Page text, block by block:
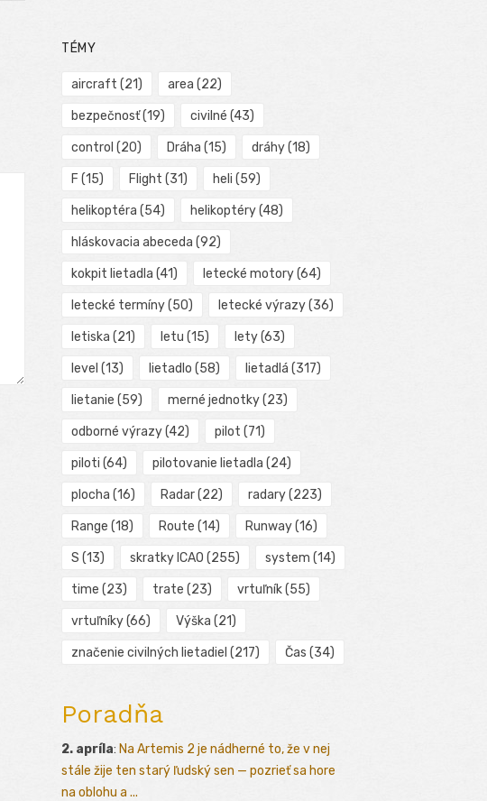
TÉMY
aircraft (21) area (22)
bezpečnosť(19) civilné (43)
control (20) Dráha (15) dráhy(18)
F (15) Flight (31) heli (59)
helikoptéra (54) helikoptéry(48)
hláskovacia abeceda (92)
kokpit lietadla (41) letecké motory(64)
letecké termíny(50) letecké výrazy(36)
letiska (21) letu (15) lety(63)
level (13) lietadlo (58) lietadlá (317)
lietanie (59) merné jednotky(23)
odborné výrazy(42) pilot (71)
piloti (64) pilotovanie lietadla (24)
plocha (16) Radar(22) radary(223)
Range (18) Route (14) Runway(16)
S (13) skratky ICAO (255) system (14)
time (23) trate (23) vrtuľník(55)
vrtuľníky(66) Výška (21)
značenie civilných lietadiel (217) Čas (34)
Poradňa
2. apríla: Na Artemis 2 je nádherné to, že v nej
stále žije ten starý ľudský sen — pozrieť sa hore
na oblohu a ...